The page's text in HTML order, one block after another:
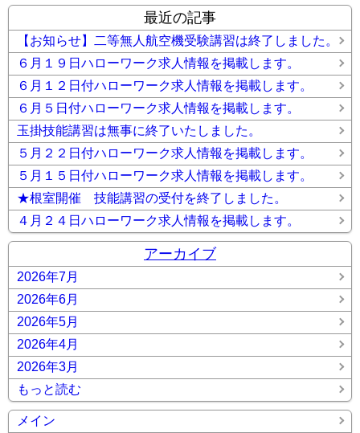
最近の記事
【お知らせ】二等無人航空機受験講習は終了しました。
６月１９日ハローワーク求人情報を掲載します。
６月１２日付ハローワーク求人情報を掲載します。
６月５日付ハローワーク求人情報を掲載します。
玉掛技能講習は無事に終了いたしました。
５月２２日付ハローワーク求人情報を掲載します。
５月１５日付ハローワーク求人情報を掲載します。
★根室開催 技能講習の受付を終了しました。
４月２４日ハローワーク求人情報を掲載します。
アーカイブ
2026年7月
2026年6月
2026年5月
2026年4月
2026年3月
もっと読む
メイン